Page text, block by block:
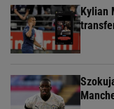
Kylian